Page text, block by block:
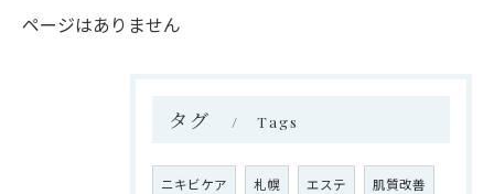
ページはありません
タグ Tags
ニキビケア 札幌 エステ 肌質改善